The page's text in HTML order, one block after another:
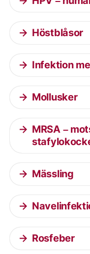
Höstblåsor
Infektion
Mollusker
MRSA –
Mässling
Rosfeber